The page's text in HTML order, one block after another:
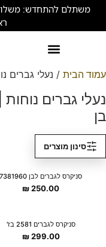
עמוד הבית / נעלי גברים נוחות |
בן
סינון מוצרים
New Collection
סניקרס לגברים לבן 7381960
250.00
₪
New Collection
סניקרס לגברים 2581 בז'
299.00
₪